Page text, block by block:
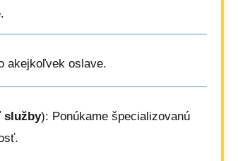
akejkoľvek oslave.
služby): Ponúkame špecializovanú